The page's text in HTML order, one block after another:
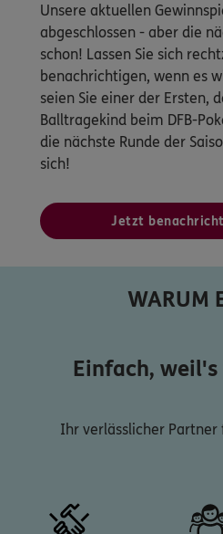
Unsere aktuellen
abgeschlossen - aber die
schon! Lassen Sie sich
benachrichtigen, wenn es
seien Sie einer der Ersten,
Balltragekind beim DFB-
die nächste Runde der
sich!
Jetzt
WARUM
Einfach,
Ihr verlässlicher Partner